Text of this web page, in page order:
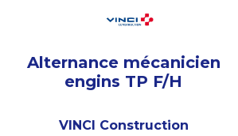
Alternance mécanicien
engins TP F/H
VINCI Construction